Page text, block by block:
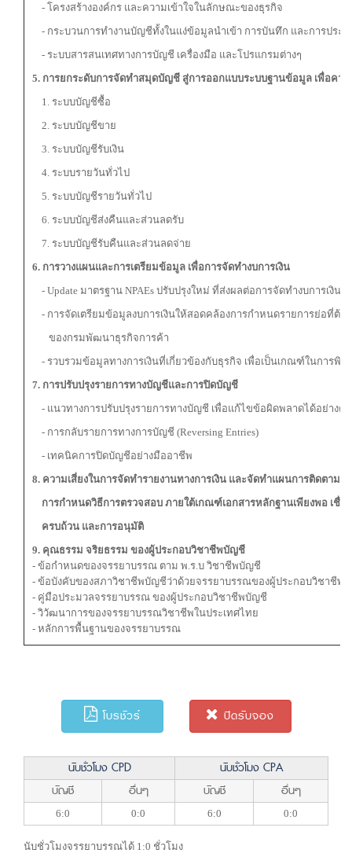
- โครงสร้างองค์กร และความเข้าใจในลักษณะของธุรกิจ
- กระบวนการทำงานบัญชีทั้งในแง่ข้อมูลนำเข้า การบันทึก และการประม
- ระบบสารสนเทศทางการบัญชี เครื่องมือ และโปรแกรมต่างๆ
5. การยกระดับการจัดทำสมุดบัญชี สู่การออกแบบระบบฐานข้อมูล เพื่อคว
1. ระบบบัญชีซื้อ
2. ระบบบัญชีขาย
3. ระบบบัญชีรับเงิน
4. ระบบรายวันทั่วไป
5. ระบบบัญชีรายวันทั่วไป
6. ระบบบัญชีส่งคืนและส่วนลดรับ
7. ระบบบัญชีรับคืนและส่วนลดจ่าย
6. การวางแผนและการเตรียมข้อมูล เพื่อการจัดทำงบการเงิน
- Update มาตรฐาน NPAEs ปรับปรุงใหม่ ที่ส่งผลต่อการจัดทำงบการเงินใ
- การจัดเตรียมข้อมูลงบการเงินให้สอดคล้องการกำหนดรายการย่อที่ต้อง
ของกรมพัฒนาธุรกิจการค้า
- รวบรวมข้อมูลทางการเงินที่เกี่ยวข้องกับธุรกิจ เพื่อเป็นเกณฑ์ในการพิจ
7. การปรับปรุงรายการทางบัญชีและการปิดบัญชี
- แนวทางการปรับปรุงรายการทางบัญชี เพื่อแก้ไขข้อผิดพลาดได้อย่างตร
- การกลับรายการทางการบัญชี (Reversing Entries)
- เทคนิคการปิดบัญชีอย่างมืออาชีพ
8. ความเสี่ยงในการจัดทำรายงานทางการเงิน และจัดทำแผนการติดตามเ
การกำหนดวิธีการตรวจสอบ ภายใต้เกณฑ์เอกสารหลักฐานเพียงพอ เชื่อ
ครบถ้วน และการอนุมัติ
9. คุณธรรม จริยธรรม ของผู้ประกอบวิชาชีพบัญชี
- ข้อกำหนดของจรรยาบรรณ ตาม พ.ร.บ วิชาชีพบัญชี
- ข้อบังคับของสภาวิชาชีพบัญชีว่าด้วยจรรยาบรรณของผู้ประกอบวิชาชีพ
- คู่มือประมวลจรรยาบรรณ ของผู้ประกอบวิชาชีพบัญชี
- วิวัฒนาการของจรรยาบรรณวิชาชีพในประเทศไทย
- หลักการพื้นฐานของจรรยาบรรณ
โบรชัวร์ ปิดรับจอง
นับชั่วโมง CPD
นับชั่วโมง CPA
บัญชี
อื่นๆ บัญชี อื่นๆ
6:0 0:0 6:0 0:0
นับชั่วโมงจรรยาบรรณได้ 1:0 ชั่วโมง